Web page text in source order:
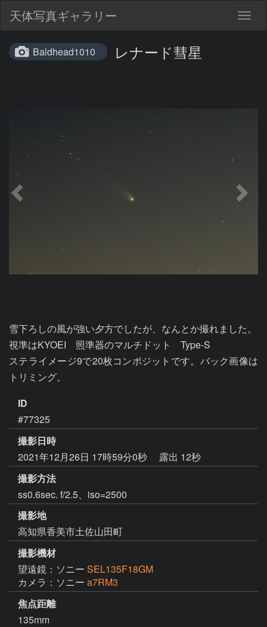
天体写真ギャラリー
Baldhead1010 レナード彗星
雪下ろしの風が強い夕方でしたが、なんとか撮れました。
視準はKYOEI　照準器のマルチドット　Type-S
ステライメージ9で20枚コンポジットです。バック画像は
トリミング。
ID
#77325
撮影日時
2021年12月26日 17時59分0秒
露出 12秒
撮影方法
ss0.6sec. f/2.5、iso=2500
撮影地
高知県香美市土佐山田町
撮影機材
望遠鏡：ソニー SEL135F18GM
カメラ：ソニー a7RM3
焦点距離
135mm